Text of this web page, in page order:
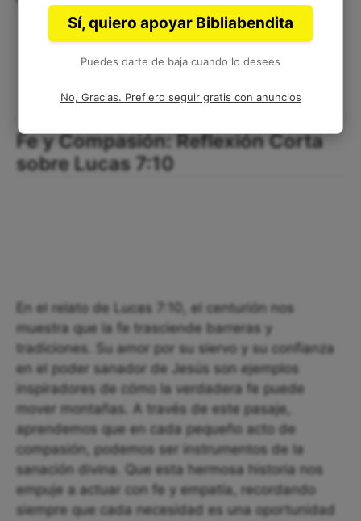
Fe y Compasión: Reflexión Corta
sobre Lucas 7:10
En el relato de Lucas 7:10, el centurión nos
muestra que la fe trasciende barreras y
tradiciones. Su amor por su siervo y su confianza
en el poder sanador de Jesús son ejemplos
inspiradores de cómo la verdadera fe puede
mover montañas. A través de este pasaje,
aprendemos que en cada pequeño acto de
compasión, podemos ser instrumentos de la
sanación divina. Que esta hermosa historia nos
empuje a actuar con fe y empatía, recordando
siempre que cada necesidad es una oportunidad
Sí, quiero apoyar Bibliabendita
Puedes darte de baja cuando lo desees
No, Gracias. Prefiero seguir gratis con anuncios